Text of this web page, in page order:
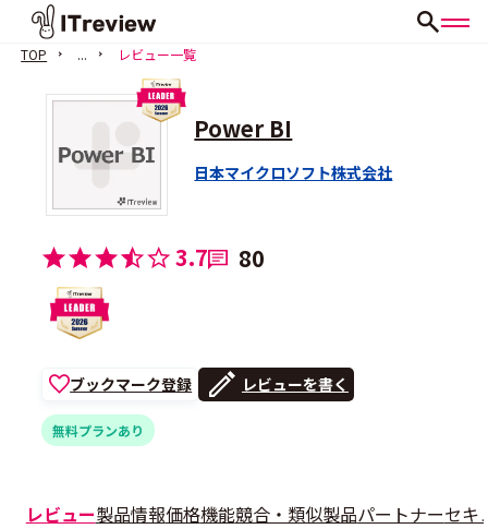
TOP ... レビュー一覧
Power BI
日本マイクロソフト株式会社
3.7 80
ブックマーク登録 レビューを書く
無料プランあり
レビュー製品情報価格機能競合・類似製品パートナーセキ